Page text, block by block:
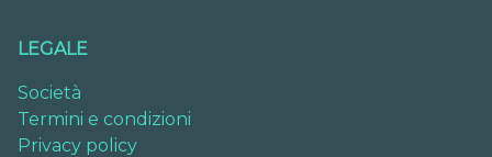
LEGALE
Società
Termini e condizioni
Privacy policy